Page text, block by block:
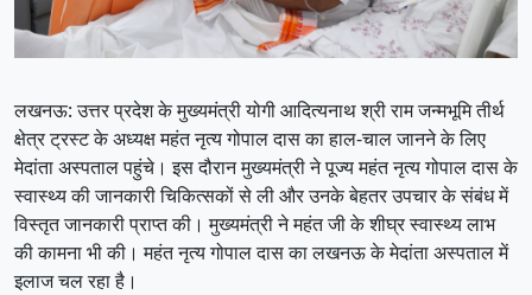
लखनऊ: उत्तर प्रदेश के मुख्यमंत्री योगी आदित्यनाथ श्री राम जन्मभूमि तीर्थ
क्षेत्र ट्रस्ट के अध्यक्ष महंत नृत्य गोपाल दास का हाल-चाल जानने के लिए
मेदांता अस्पताल पहुंचे। इस दौरान मुख्यमंत्री ने पूज्य महंत नृत्य गोपाल दास के
स्वास्थ्य की जानकारी चिकित्सकों से ली और उनके बेहतर उपचार के संबंध में
विस्तृत जानकारी प्राप्त की। मुख्यमंत्री ने महंत जी के शीघ्र स्वास्थ्य लाभ
की कामना भी की। महंत नृत्य गोपाल दास का लखनऊ के मेदांता अस्पताल में
इलाज चल रहा है।